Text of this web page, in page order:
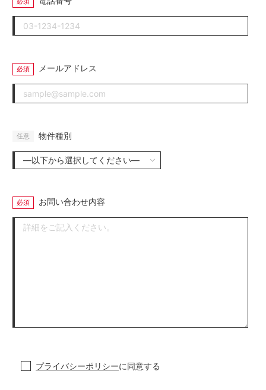
メールアドレス
物件種別
お問い合わせ内容
プライバシーポリシーに同意する